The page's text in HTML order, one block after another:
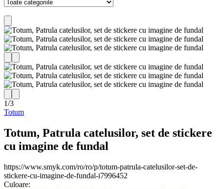
1/3
Totum
Totum, Patrula catelusilor, set de stickere
cu imagine de fundal
https://www.smyk.com/ro/ro/p/totum-patrula-catelusilor-set-de-
stickere-cu-imagine-de-fundal-i7996452
Culoare: